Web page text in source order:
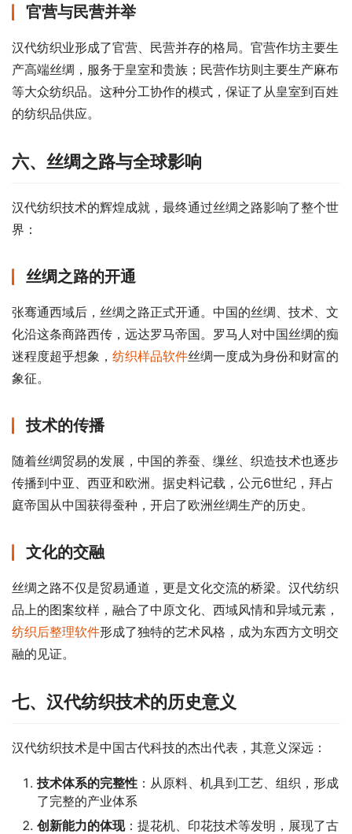
官营与民营并举
汉代纺织业形成了官营、民营并存的格局。官营作坊主要生
产高端丝绸，服务于皇室和贵族；民营作坊则主要生产麻布
等大众纺织品。这种分工协作的模式，保证了从皇室到百姓
的纺织品供应。
六、丝绸之路与全球影响
汉代纺织技术的辉煌成就，最终通过丝绸之路影响了整个世
界：
丝绸之路的开通
张骞通西域后，丝绸之路正式开通。中国的丝绸、技术、文
化沿这条商路西传，远达罗马帝国。罗马人对中国丝绸的痴
迷程度超乎想象， 纺织样品软件丝绸一度成为身份和财富的
象征。
技术的传播
随着丝绸贸易的发展，中国的养蚕、缫丝、织造技术也逐步
传播到中亚、西亚和欧洲。据史料记载，公元6世纪，拜占
庭帝国从中国获得蚕种，开启了欧洲丝绸生产的历史。
文化的交融
丝绸之路不仅是贸易通道，更是文化交流的桥梁。汉代纺织
品上的图案纹样，融合了中原文化、西域风情和异域元素，
纺织后整理软件形成了独特的艺术风格，成为东西方文明交
融的见证。
七、汉代纺织技术的历史意义
汉代纺织技术是中国古代科技的杰出代表，其意义深远：
技术体系的完整性 ：从原料、机具到工艺、组织，形成
了完整的产业体系
创新能力的体现：提花机、印花技术等发明，展现了古